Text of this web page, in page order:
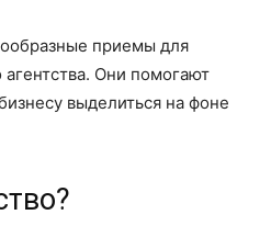
приемы для
агентства. Они помогают
выделиться на фоне